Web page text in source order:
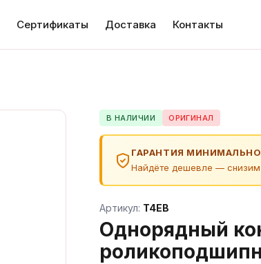
Сертификаты Доставка Контакты
В НАЛИЧИИ ОРИГИНАЛ
ГАРАНТИЯ
Найдёте дешевле — снизим
Артикул: T4EB
Однорядный